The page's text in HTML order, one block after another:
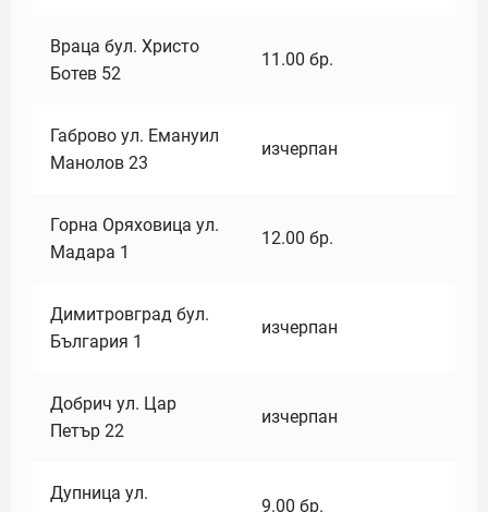
Враца бул. Христо
Ботев 52
11.00 бр.
Габрово ул. Емануил
Манолов 23
изчерпан
Горна Оряховица ул.
Мадара 1
12.00 бр.
Димитровград бул.
България 1
изчерпан
Добрич ул. Цар
Петър 22
изчерпан
Дупница ул.
9.00 бр.